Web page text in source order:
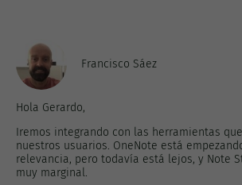
Francisco Sáez
Hola Gerardo,
Iremos integrando con las herramientas
nuestros usuarios. OneNote está
relevancia, pero todavía está lejos, y Note
muy marginal.